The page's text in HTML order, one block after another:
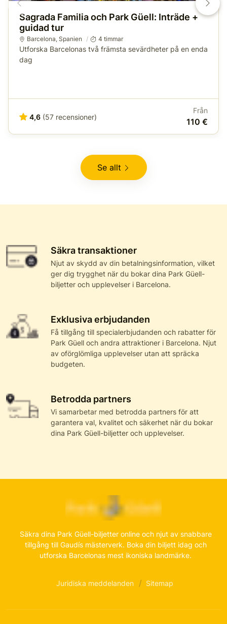
Sagrada Familia och Park Güell: Inträde +
guidad tur
Barcelona, Spanien 4 timmar
Utforska Barcelonas två främsta sevärdheter på en enda
dag
4,6 (57 recensioner)
Från
110 €
Se allt
Säkra transaktioner
Njut av skydd av din betalningsinformation, vilket
ger dig trygghet när du bokar dina Park Güell-
biljetter och upplevelser i Barcelona.
Exklusiva erbjudanden
Få tillgång till specialerbjudanden och rabatter för
Park Güell och andra attraktioner i Barcelona. Njut
av oförglömliga upplevelser utan att spräcka
budgeten.
Betrodda partners
Vi samarbetar med betrodda partners för att
garantera val, kvalitet och säkerhet när du bokar
dina Park Güell-biljetter och upplevelser.
Säkra dina Park Güell-biljetter online och njut av snabbare
tillgång till Gaudís mästerverk. Boka din biljett idag och
utforska Barcelonas mest ikoniska landmärke.
Juridiska meddelanden Sitemap